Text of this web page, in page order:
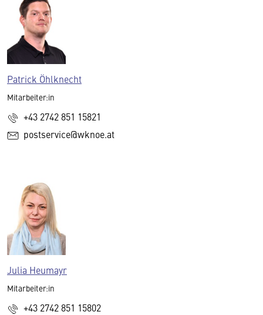
Patrick Öhlknecht
Mitarbeiter:in
+43 2742 851 15821
postservice@wknoe.at
Julia Heumayr
Mitarbeiter:in
+43 2742 851 15802